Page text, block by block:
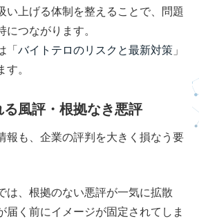
い上げる体制を整えることで、問題
つながります。
「バイトテロのリスクと最新対策 」
。
風評・根拠なき悪評
報も、企業の評判を大きく損なう要
は、根拠のない悪評が一気に拡散
届く前にイメージが固定されてしま